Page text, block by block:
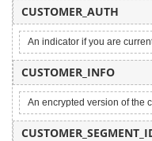
CUSTOMER_AUTH
An indicator if you are
CUSTOMER_INFO
An encrypted version of the